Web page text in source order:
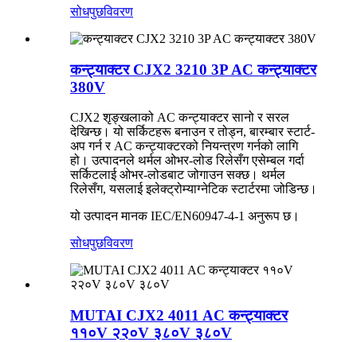
सोधपुछविवरण
कन्ट्याक्टर CJX2 3210 3P AC कन्ट्याक्टर
380V
CJX2 शृङ्खलाको AC कन्ट्याक्टर सानो र सरल
देखिन्छ। यो सर्किटहरू बनाउन र तोड्न, बारम्बार स्टार्ट-
अप गर्न र AC कन्ट्याक्टरको नियन्त्रण गर्नको लागि
हो। उत्पादनले थर्मल ओभर-लोड रिलेसँग एसेम्बल गर्दा
सर्किटलाई ओभर-लोडबाट जोगाउन सक्छ। थर्मल
रिलेसँग, यसलाई इलेक्ट्रोम्याग्नेटिक स्टार्टरमा जोडिन्छ।
यो उत्पादन मानक IEC/EN60947-4-1 अनुरूप छ।
सोधपुछविवरण
MUTAI CJX2 4011 AC कन्ट्याक्टर
११०V २२०V ३८०V ३८०V